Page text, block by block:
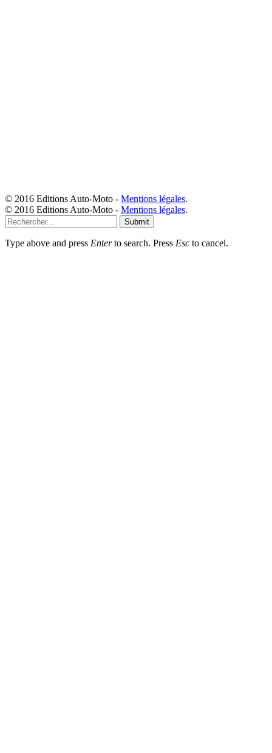
© 2016 Editions Auto-Moto - Mentions légales.
© 2016 Editions Auto-Moto - Mentions légales.
Submit
Type above and press Enterto search. Press Esc to cancel.